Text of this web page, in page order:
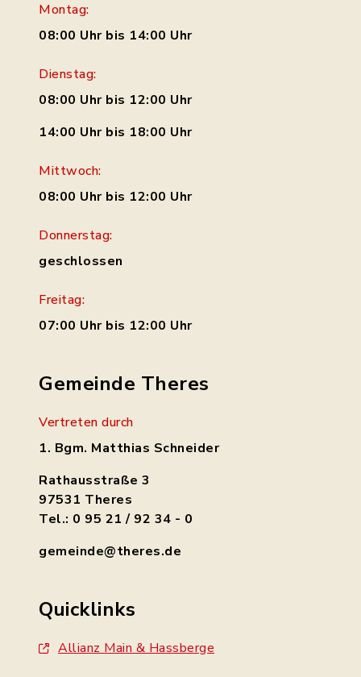
Montag:
08:00 Uhr bis 14:00 Uhr
Dienstag:
08:00 Uhr bis 12:00 Uhr
14:00 Uhr bis 18:00 Uhr
Mittwoch:
08:00 Uhr bis 12:00 Uhr
Donnerstag:
geschlossen
Freitag:
07:00 Uhr bis 12:00 Uhr
Gemeinde Theres
Vertreten durch
1. Bgm. Matthias Schneider
Rathausstraße 3
97531 Theres
Tel.: 0 95 21 / 92 34 - 0
gemeinde@theres.de
Quicklinks
Allianz Main & Hassberge